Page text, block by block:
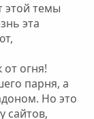
этой темы
эта
огня!
парня, а
Но это
сайтов,